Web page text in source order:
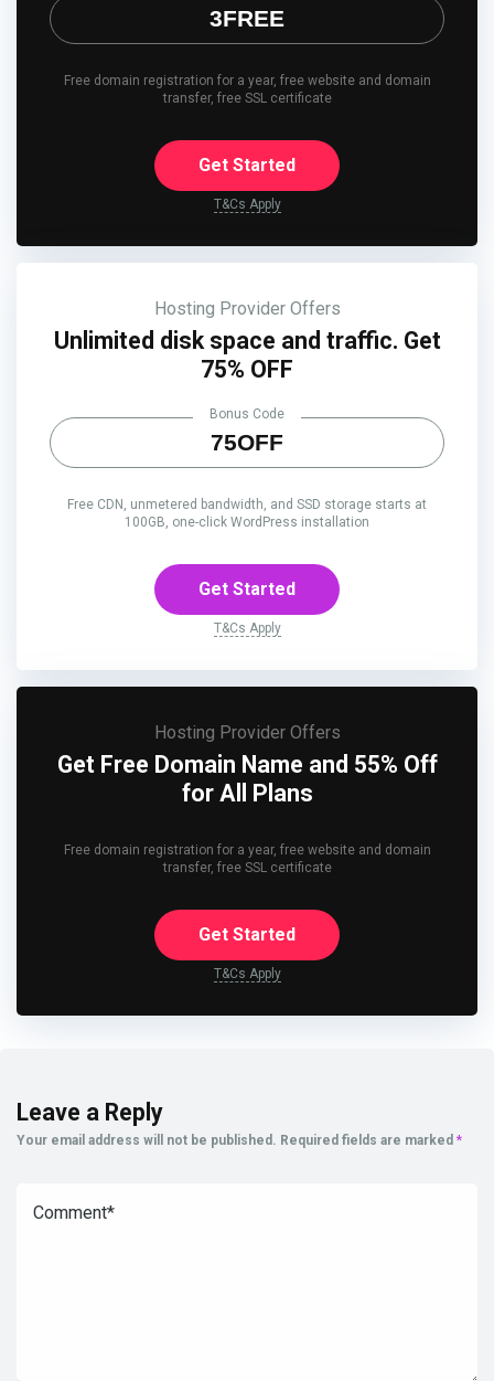
3FREE
Free domain registration for a year, free website and domain
transfer, free SSL certificate
Get Started
T&Cs Apply
Hosting Provider Offers
Unlimited disk space and traffic. Get
75% OFF
75OFF
Bonus Code
Free CDN, unmetered bandwidth, and SSD storage starts at
100GB, one-click WordPress installation
Get Started
T&Cs Apply
Hosting Provider Offers
Get Free Domain Name and 55% Off
for All Plans
Free domain registration for a year, free website and domain
transfer, free SSL certificate
Get Started
T&Cs Apply
Leave a Reply
Your email address will not be published. Required fields are marked *